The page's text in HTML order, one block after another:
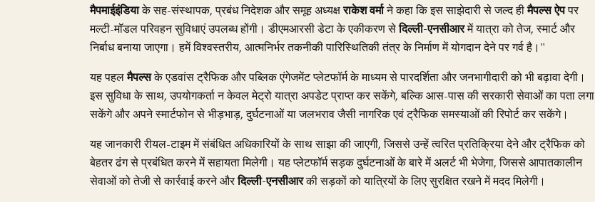
मैपमाईइंडियाके सह-संस्थापक, प्रबंध निदेशक और समूह अध्यक्षराकेश वर्माने कहा कि इस साझेदारी से जल्द हीमैपल्स ऐपपर
मल्टी-मॉडल परिवहन सुविधाएं उपलब्ध होंगी। डीएमआरसी डेटा के एकीकरण सेदिल्ली-एनसीआरमें यात्रा को तेज, स्मार्ट और
निर्बाध बनाया जाएगा। हमें विश्वस्तरीय, आत्मनिर्भर तकनीकी पारिस्थितिकी तंत्र के निर्माण में योगदान देने पर गर्व है।"
यह पहलमैपल्सके एडवांस ट्रैफिक और पब्लिक एंगेजमेंट प्लेटफॉर्म के माध्यम से पारदर्शिता और जनभागीदारी को भी बढ़ावा देगी।
इस सुविधा के साथ, उपयोगकर्ता न केवल मेट्रो यात्रा अपडेट प्राप्त कर सकेंगे, बल्कि आस-पास की सरकारी सेवाओं का पता लगा
सकेंगे और अपने स्मार्टफोन से भीड़भाड़, दुर्घटनाओं या जलभराव जैसी नागरिक एवं ट्रैफिक समस्याओं की रिपोर्ट कर सकेंगे।
यह जानकारी रीयल-टाइम में संबंधित अधिकारियों के साथ साझा की जाएगी, जिससे उन्हें त्वरित प्रतिक्रिया देने और ट्रैफिक को
बेहतर ढंग से प्रबंधित करने में सहायता मिलेगी। यह प्लेटफॉर्म सड़क दुर्घटनाओं के बारे में अलर्ट भी भेजेगा, जिससे आपातकालीन
सेवाओं को तेजी से कार्रवाई करने औरदिल्ली-एनसीआरकी सड़कों को यात्रियों के लिए सुरक्षित रखने में मदद मिलेगी।